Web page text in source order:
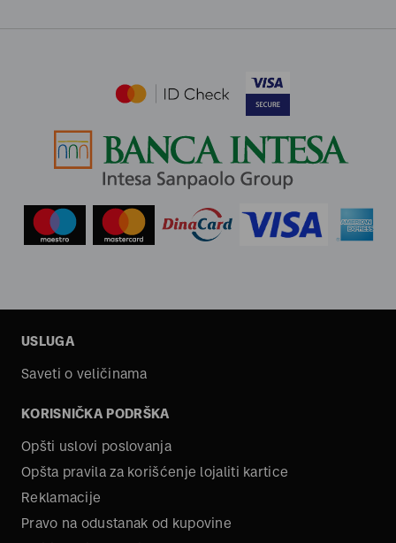
USLUGA
Saveti o veličinama
KORISNIČKA PODRŠKA
Opšti uslovi poslovanja
Opšta pravila za korišćenje lojaliti kartice
Reklamacije
Pravo na odustanak od kupovine